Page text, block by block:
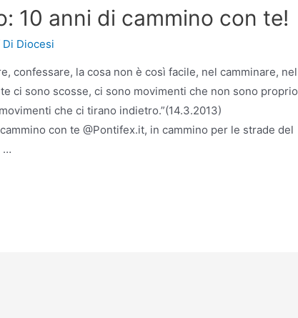
10 anni di cammino con te!
Di Diocesi
confessare, la cosa non è così facile, nel camminare, nel
ci sono scosse, ci sono movimenti che non sono proprio
che ci tirano indietro.”(14.3.2013)
con te @Pontifex.it, in cammino per le strade del
…